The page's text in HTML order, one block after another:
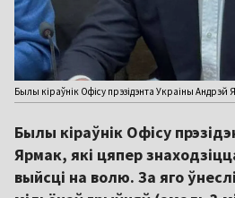
Былы кіраўнік Офісу прэзідэнта Украіны
Былы кіраўнік Офісу
Ярмак, які цяпер
выйсці на волю. За яго